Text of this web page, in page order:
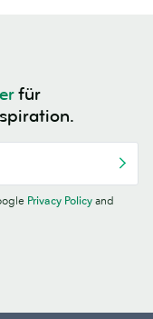
für
Privacy Policy and